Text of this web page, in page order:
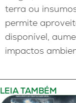
terra ou
permite
disponível,
impactos
LEIA TAMBÉM